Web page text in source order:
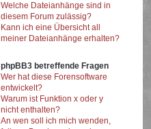
Welche Dateianhänge sind in
diesem Forum zulässig?
Kann ich eine Übersicht all
meiner Dateianhänge erhalten?
phpBB3 betreffende Fragen
Wer hat diese Forensoftware
entwickelt?
Warum ist Funktion x oder y
nicht enthalten?
An wen soll ich mich wenden,